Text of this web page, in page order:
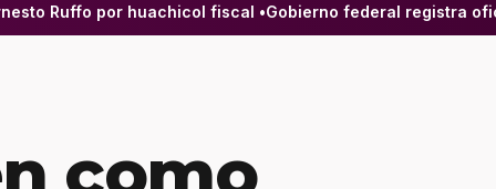
Ruffo por huachicol fiscal •Gobierno federal registra